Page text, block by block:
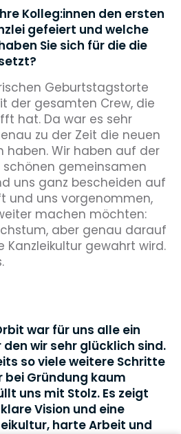
Kolleg:innen den ersten
gefeiert und welche
Sie sich für die die
Geburtstagstorte
der gesamten Crew, die
hat. Da war es sehr
zu der Zeit die neuen
haben. Wir haben auf der
gemeinsamen
uns ganz bescheiden auf
und uns vorgenommen,
machen möchten:
aber genau darauf
Kanzleikultur gewahrt wird.
war für uns alle ein
wir sehr glücklich sind.
so viele weitere Schritte
bei Gründung kaum
uns mit Stolz. Es zeigt
Vision und eine
harte Arbeit und